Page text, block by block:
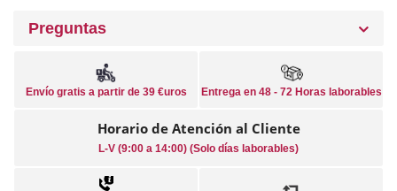
Preguntas
Envío gratis a partir de 39 €uros Entrega en 48 - 72 Horas laborables
Horario de Atención al Cliente
L-V (9:00 a 14:00) (Solo días laborables)